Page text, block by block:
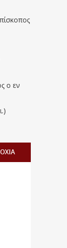
ο εν